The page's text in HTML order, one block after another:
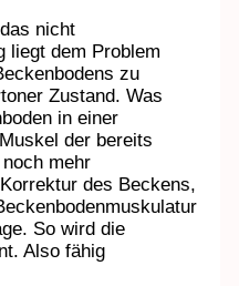
nicht
liegt dem Problem
zu
Zustand. Was
in einer
der bereits
mehr
des Beckens,
So wird die
Also fähig